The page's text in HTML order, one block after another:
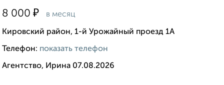
8 000 ₽ в месяц
Кировский район, 1-й Урожайный проезд 1А
Телефон: показать телефон
Агентство, Ирина 07.08.2026